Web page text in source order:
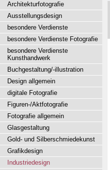
Architekturfotografie
Ausstellungsdesign
besondere Verdienste
besondere Verdienste Fotografie
besondere Verdienste
Kunsthandwerk
Buchgestaltung/-illustration
Design allgemein
digitale Fotografie
Figuren-/Aktfotografie
Fotografie allgemein
Glasgestaltung
Gold- und Silberschmiedekunst
Grafikdesign
Industriedesign